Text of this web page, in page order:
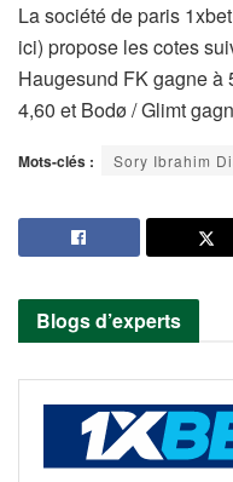
La société de paris
ici) propose les cotes
Haugesund FK gagne à
4,60 et Bodø / Glimt
Mots-clés : Sory Ibrahim
Blogs d’experts